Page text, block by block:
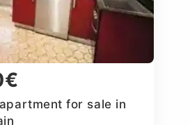
for sale in